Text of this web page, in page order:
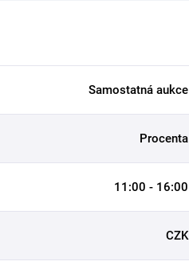
Samostatná aukce
Procenta
11:00 - 16:00
CZK